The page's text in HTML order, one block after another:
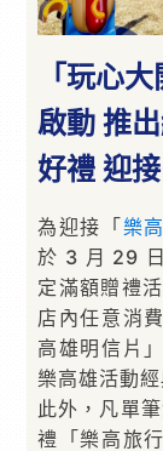
「玩心
啟動 推
好禮 迎
為迎接「樂高
於 3 月 29
定滿額贈禮
店內任意消
高雄明信片
樂高雄活動
此外，凡單
禮「樂高旅